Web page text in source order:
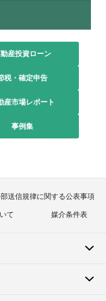
産投資ローン
税・確定申告
産市場レポート
事例集
送信規律に関する公表事項
て 媒介条件表